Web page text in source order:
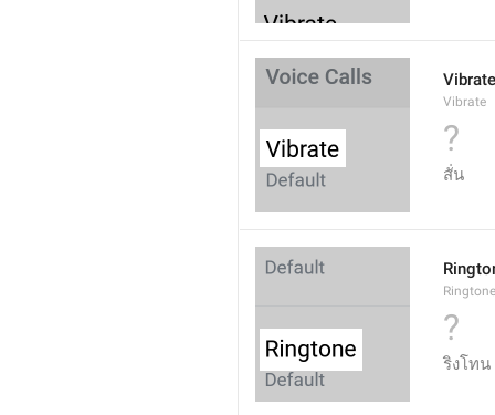
Vibrate
Vibrate
?
สั่น
Ringtone
?
ริงโทน